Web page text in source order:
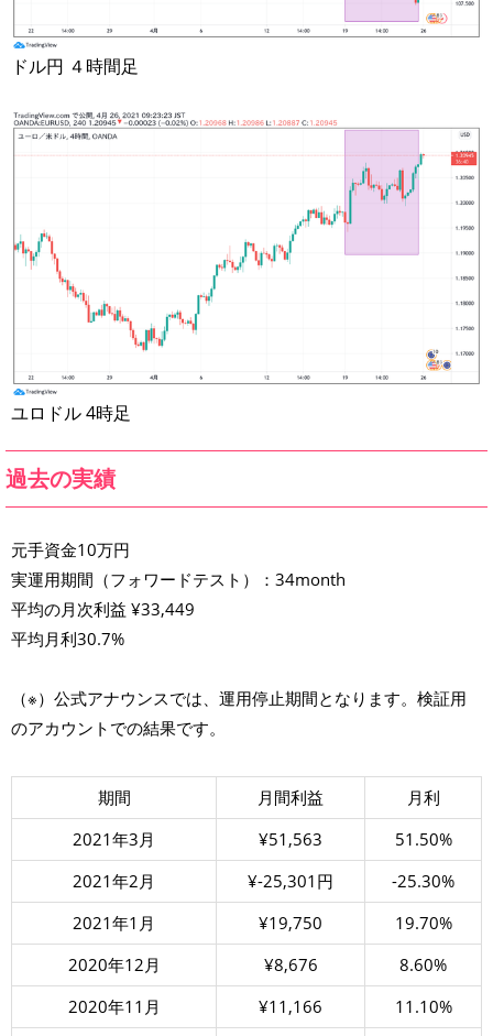
ドル円 ４時間足
ユロドル 4時足
過去の実績
元手資金10万円
実運用期間（フォワードテスト）：34month
平均の月次利益 ¥33,449
平均月利30.7%
（※）公式アナウンスでは、運用停止期間となります。検証用
のアカウントでの結果です。
期間 月間利益
月利
2021年3月
¥51,563
51.50%
2021年2月
¥-25,301円
-25.30%
2021年1月
¥19,750
19.70%
2020年12月
¥8,676
8.60%
2020年11月
¥11,166
11.10%